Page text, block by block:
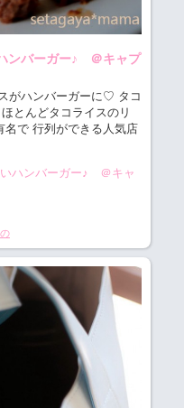
ンバーガー♪ ＠キャプ
がハンバーガーに♡ タコ
とんどタコライスのリ
名で 行列ができる人気店
ハンバーガー♪ ＠キャ